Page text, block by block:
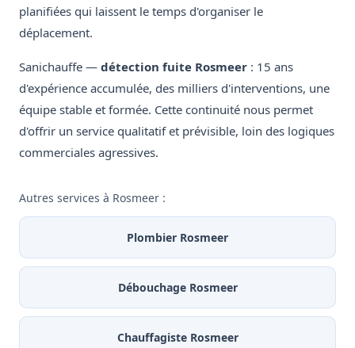
planifiées qui laissent le temps d'organiser le
déplacement.
Sanichauffe — détection fuite Rosmeer : 15 ans
d'expérience accumulée, des milliers d'interventions, une
équipe stable et formée. Cette continuité nous permet
d'offrir un service qualitatif et prévisible, loin des logiques
commerciales agressives.
Autres services à Rosmeer :
Plombier Rosmeer
Débouchage Rosmeer
Chauffagiste Rosmeer